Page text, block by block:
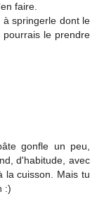
faire.
springerle dont le
le prendre
gonfle un peu,
d'habitude, avec
la cuisson. Mais tu
:)